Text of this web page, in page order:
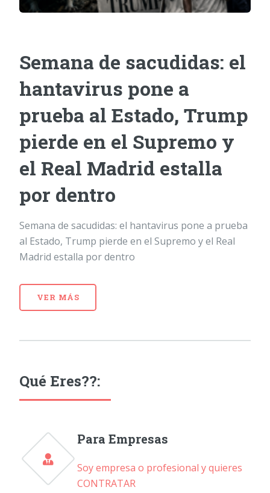
Semana de sacudidas: el
hantavirus pone a
prueba al Estado, Trump
pierde en el Supremo y
el Real Madrid estalla
por dentro
Semana de sacudidas: el hantavirus pone a prueba
al Estado, Trump pierde en el Supremo y el Real
Madrid estalla por dentro
VER MÁS
Qué Eres??:
Para Empresas
Soy empresa o profesional y quieres
CONTRATAR